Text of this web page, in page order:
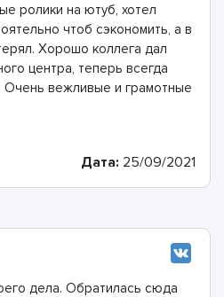
ролики на ютуб, хотел
чтоб сэкономить, а в
Хорошо коллега дал
центра, теперь всегда
Очень вежливые и грамотные
Дата: 25/09/2021
дела. Обратилась сюда